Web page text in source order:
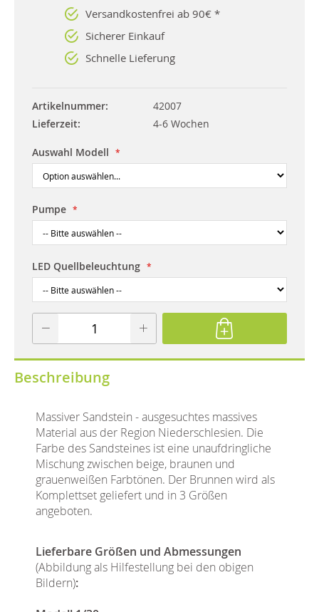
Versandkostenfrei ab 90€ *
Sicherer Einkauf
Schnelle Lieferung
Artikelnummer
42007
Lieferzeit
4-6 Wochen
Auswahl Modell
Pumpe
LED Quellbeleuchtung
Beschreibung
Massiver Sandstein - ausgesuchtes massives
Material aus der Region Niederschlesien. Die
Farbe des Sandsteines ist eine unaufdringliche
Mischung zwischen beige, braunen und
grauenweißen Farbtönen. Der Brunnen wird als
Komplettset geliefert und in 3 Größen
angeboten.
Lieferbare Größen und Abmessungen
(Abbildung als Hilfestellung bei den obigen
Bildern):